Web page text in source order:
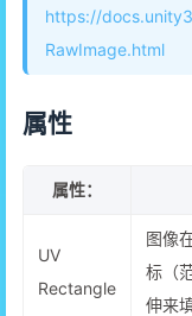
https://
RawImage.html
属性
属性：
UV
Rectangle
图像
标（
伸来